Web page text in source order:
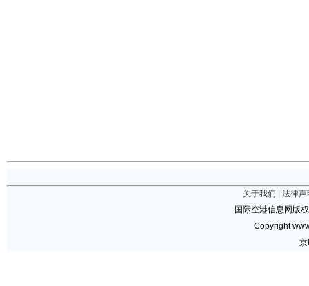
关于我们
法律声
国际空港信息网版
Copyright